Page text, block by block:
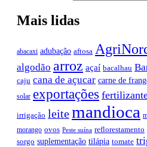
Mais lidas
abacaxi adubação aftosa
algodão arroz açaí bacalhau
caju cana de açucar carne de
solar exportações
irrigação leitemandioca
morango ovos Peste suína reflorestamento
sorgo suplementação tilápia tomate